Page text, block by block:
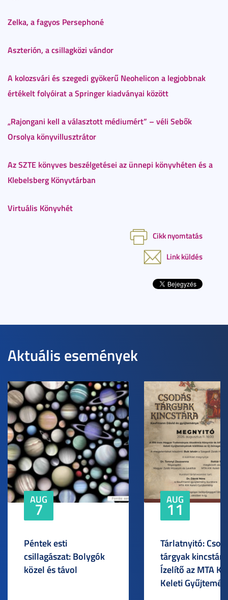
Zelka, a fagyos Persephoné
Aszterión, a csillagközi vándor
A kolozsvári és szegedi gyökerű Neohelicon a legjobbnak
értékelt folyóirat a Springer kiadványai között
„Rajongani kell a választott médiumért” – véli Sebők
Orsolya könyvillusztrátor
Az SZTE könyves beszélgetései az ünnepi könyvhéten és a
Klebelsberg Könyvtárban
Virtuális Könyvhét
Cikk nyomtatás
Link küldés
Aktuális események
AUG
7
Péntek esti
csillagászat: Bolygók
közel és távol
AUG
11
Tárlatnyitó:
tárgyak
Ízelítő az MTA
Keleti